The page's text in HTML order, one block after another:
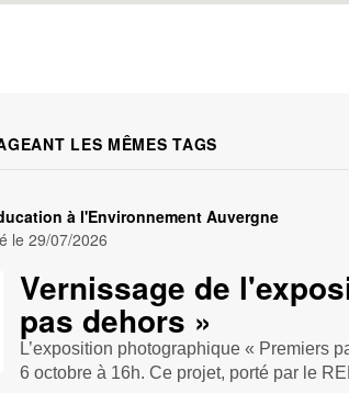
LES MÊMES TAGS
à l'Environnement Auvergne
le29/07/2026
Vernissage de
pas dehors »
L’exposition photographique « Premiers
6 octobre à 16h. Ce projet, porté par le